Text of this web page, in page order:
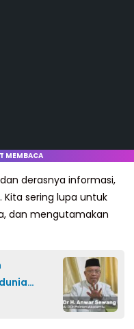
MEMBACA
derasnya informasi,
Kita sering lupa untuk
dan mengutamakan